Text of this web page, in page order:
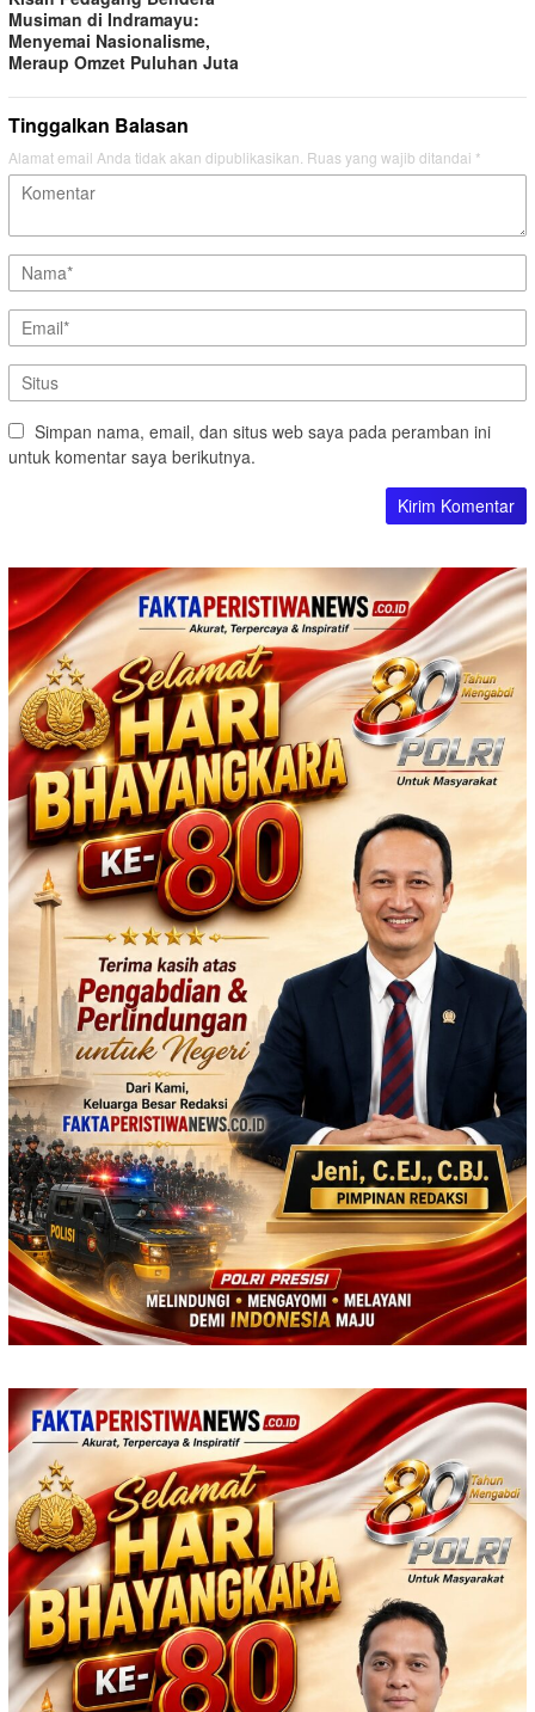
Musiman di Indramayu:
Menyemai Nasionalisme,
Meraup Omzet Puluhan Juta
Tinggalkan Balasan
Alamat email Anda tidak akan dipublikasikan. Ruas yang wajib ditandai *
Simpan nama, email, dan situs web saya pada peramban ini
untuk komentar saya berikutnya.